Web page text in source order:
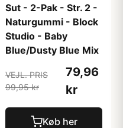
Sut - 2-Pak - Str. 2 -
Naturgummi - Block
Studio - Baby
Blue/Dusty Blue Mix
VEJL. PRIS
99,95 kr
79,96
kr
Køb her